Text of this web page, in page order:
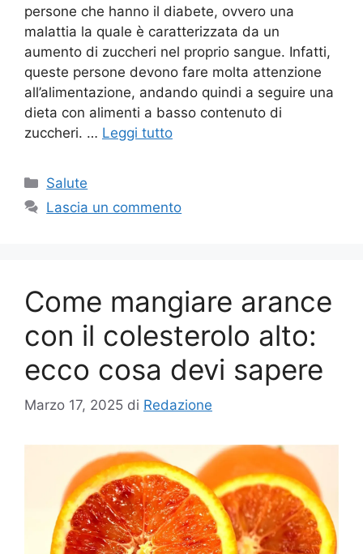
persone che hanno il diabete, ovvero una
malattia la quale è caratterizzata da un
aumento di zuccheri nel proprio sangue. Infatti,
queste persone devono fare molta attenzione
all’alimentazione, andando quindi a seguire una
dieta con alimenti a basso contenuto di
zuccheri. … Leggi tutto
Categorie
Salute
Lascia un commento
Come mangiare arance
con il colesterolo alto:
ecco cosa devi sapere
Marzo 17, 2025 di Redazione